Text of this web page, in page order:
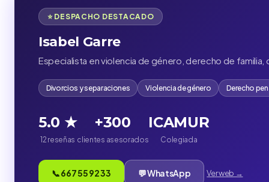
⭐ DESPACHO DESTACADO
Isabel Garre
Especialista en violencia de género, derecho de
Divorcios y separaciones Violencia de género Derecho
5.0 ★
12 reseñas
+300
clientes asesorados
ICAMUR
Colegiada
📞 667 55 92 33 💬 WhatsApp Ver web →